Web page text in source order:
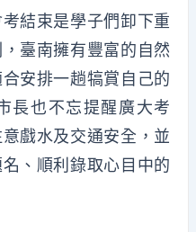
結束是學子們卸下重
臺南擁有豐富的自然
安排一趟犒賞自己的
長也不忘提醒廣大考
戲水及交通安全，並
、順利錄取心目中的